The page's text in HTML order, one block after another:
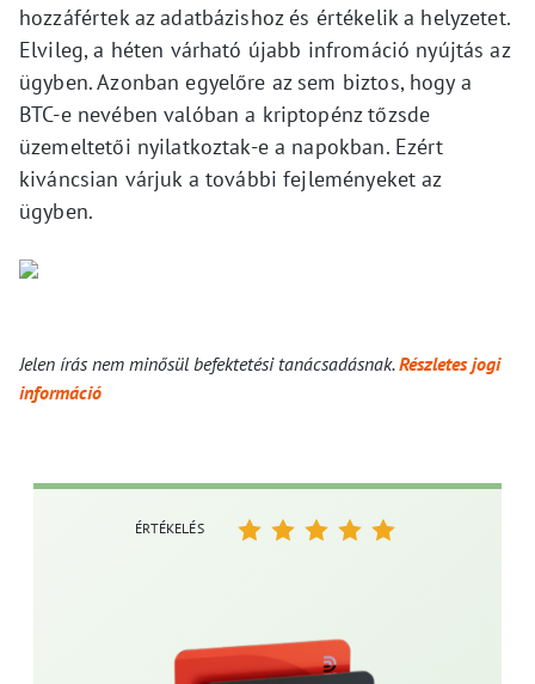
hozzáfértek az adatbázishoz és értékelik a helyzetet.
Elvileg, a héten várható újabb infromáció nyújtás az
ügyben. Azonban egyelőre az sem biztos, hogy a
BTC-e nevében valóban a kriptopénz tőzsde
üzemeltetői nyilatkoztak-e a napokban. Ezért
kiváncsian várjuk a további fejleményeket az
ügyben.
Jelen írás nem minősül befektetési tanácsadásnak.Részletes jogi
információ
ÉRTÉKELÉS